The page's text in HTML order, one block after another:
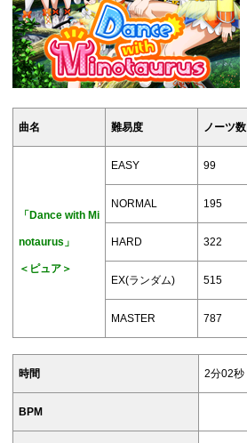
曲名 難易度 ノーツ数
「Dance with Mi
notaurus」
＜ピュア＞
EASY 99
NORMAL 195
HARD 322
EX(ランダム) 515
MASTER 787
時間 2分02秒
BPM